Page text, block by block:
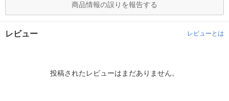
商品情報の誤りを報告する
レビュー レビューとは
投稿されたレビューはまだありません。